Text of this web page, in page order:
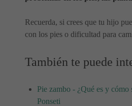
Recuerda, si crees que tu hijo
con los pies o dificultad para
También te puede
Pie zambo - ¿Qué es y
Ponseti